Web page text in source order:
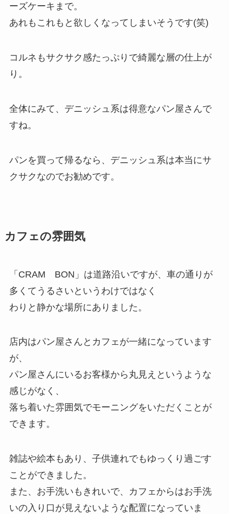
ーズケーキまで。
あれもこれもと欲しくなってしまいそうです(笑)
コルネもサクサク感たっぷりで綺麗な層の仕上が
り。
全体にみて、デニッシュ系は得意なパン屋さんで
すね。
パンを買って帰るなら、デニッシュ系は本当にサ
クサクなのでお勧めです。
カフェの雰囲気
「CRAM BON」は道路沿いですが、車の通りが
多くてうるさいというわけではなく
わりと静かな場所にありました。
店内はパン屋さんとカフェが一緒になっています
が、
パン屋さんにいるお客様から丸見えというような
感じがなく、
落ち着いた雰囲気でモーニングをいただくことが
できます。
雑誌や絵本もあり、子供連れでもゆっくり過ごす
ことができました。
また、お手洗いもきれいで、カフェからはお手洗
いの入り口が見えないような配置になっていま